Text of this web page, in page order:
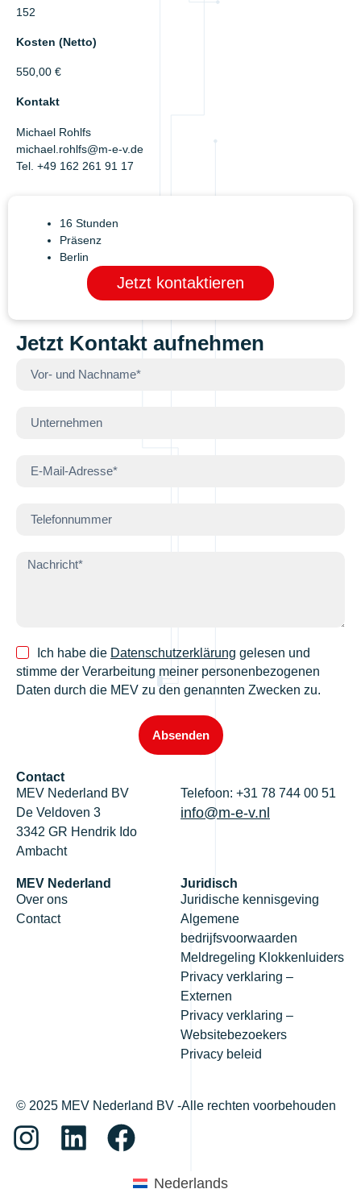
152
Kosten (Netto)
550,00 €
Kontakt
Michael Rohlfs
michael.rohlfs@m-e-v.de
Tel. +49 162 261 91 17
16 Stunden
Präsenz
Berlin
Jetzt kontaktieren
Jetzt Kontakt aufnehmen
Ich habe die Datenschutzerklärung gelesen und
stimme der Verarbeitung meiner personenbezogenen
Daten durch die MEV zu den genannten Zwecken zu.
Absenden
Contact
MEV Nederland BV
De Veldoven 3
3342 GR Hendrik Ido
Ambacht
Telefoon: +31 78 744 00 51
info@m-e-v.nl
MEV Nederland
Over ons
Contact
Juridisch
Juridische kennisgeving
Algemene
bedrijfsvoorwaarden
Meldregeling Klokkenluiders
Privacy verklaring –
Externen
Privacy verklaring –
Websitebezoekers
Privacy beleid
© 2025 MEV Nederland BV -Alle rechten voorbehouden
Nederlands